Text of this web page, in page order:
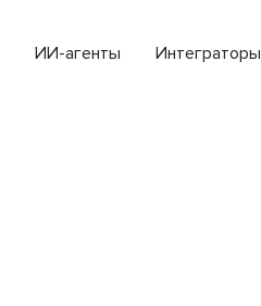
ИИ-агенты Интеграторы